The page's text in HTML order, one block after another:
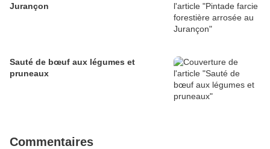
Jurançon
Sauté de bœuf aux légumes et
pruneaux
Commentaires